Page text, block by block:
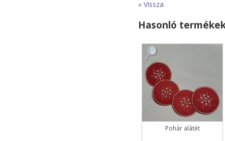
« Vissza
Hasonló
Pohár alátét